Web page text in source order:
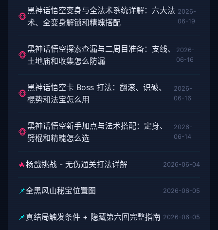
🐵
黑神话悟空变身与全法术系统详解：六大法
术、全变身解锁和精魄搭配
2026-
06-19
🐵
黑神话悟空探索查漏与二周目准备：支线、
土地庙和收集怎么防漏
2026-
06-16
🐵
黑神话悟空卡 Boss 打法：翻滚、识破、
棍势和法宝怎么用
2026-
06-16
🐵
黑神话悟空新手加点与法术搭配：定身、
劈棍和精魄怎么选
2026-
06-14
🔥杨戬挑战 - 无伤通关打法详解 2026-06-04
📌全黑风山秘宝位置图 2026-06-05
📌真结局触发条件 + 隐藏第六回完整指南 2026-06-05